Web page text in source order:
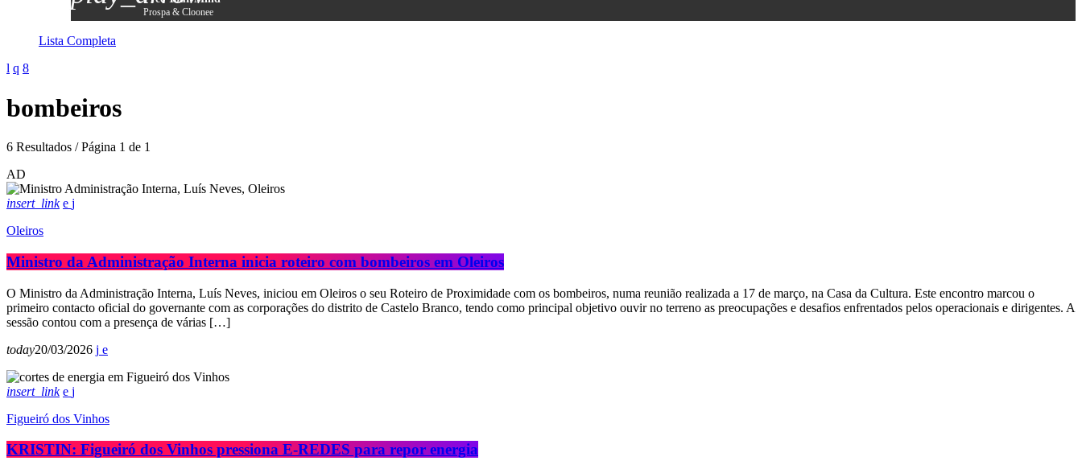
Prospa & Cloonee
Lista Completa
bombeiros
6 Resultados / Página 1 de 1
AD
insert_link
Oleiros
Ministro da Administração Interna inicia roteiro com bombeiros em Oleiros
O Ministro da Administração Interna, Luís Neves, iniciou em Oleiros o seu Roteiro de Proximidade com os bombeiros, numa reunião realizada a 17 de março, na Casa da Cultura. Este encontro marcou o
primeiro contacto oficial do governante com as corporações do distrito de Castelo Branco, tendo como principal objetivo ouvir no terreno as preocupações e desafios enfrentados pelos operacionais e dirigentes. A
sessão contou com a presença de várias […]
today20/03/2026
insert_link
Figueiró dos Vinhos
KRISTIN: Figueiró dos Vinhos pressiona E-REDES para repor energia